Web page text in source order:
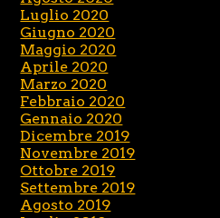
Luglio 2020
Giugno 2020
Maggio 2020
Aprile 2020
Marzo 2020
Febbraio 2020
Gennaio 2020
Dicembre 2019
Novembre 2019
Ottobre 2019
Settembre 2019
Agosto 2019